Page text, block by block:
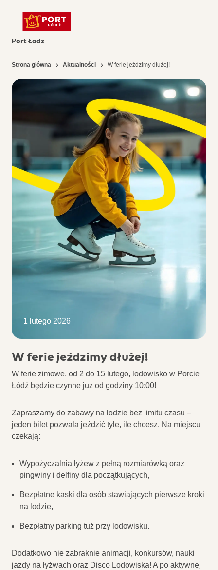
Port Łódź
Strona główna Aktualności W ferie jeździmy dłużej!
1 lutego 2026
W ferie jeździmy dłużej!
W ferie zimowe, od 2 do 15 lutego, lodowisko w Porcie
Łódź będzie czynne już od godziny 10:00!
Zapraszamy do zabawy na lodzie bez limitu czasu –
jeden bilet pozwala jeździć tyle, ile chcesz. Na miejscu
czekają:
Wypożyczalnia łyżew z pełną rozmiarówką oraz
pingwiny i delfiny dla początkujących,
Bezpłatne kaski dla osób stawiających pierwsze kroki
na lodzie,
Bezpłatny parking tuż przy lodowisku.
Dodatkowo nie zabraknie animacji, konkursów, nauki
jazdy na łyżwach oraz Disco Lodowiska! A po aktywnej